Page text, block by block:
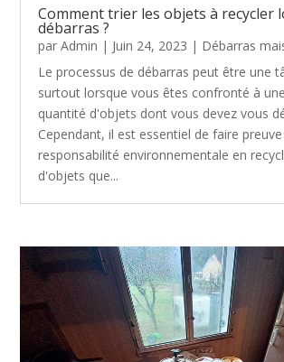
Comment trier les objets à recycler
débarras ?
parAdmin | Juin 24, 2023 | Débarras
Le processus de débarras peut être une
surtout lorsque vous êtes confronté à
quantité d'objets dont vous devez vous
Cependant, il est essentiel de faire
responsabilité environnementale en
d'objets que...